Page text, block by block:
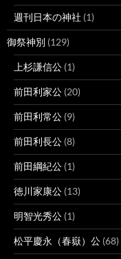
週刊日本の神社 (1)
御祭神別 (129)
上杉謙信公 (1)
前田利家公 (20)
前田利常公 (9)
前田利長公 (8)
前田綱紀公 (1)
徳川家康公 (13)
明智光秀公 (1)
松平慶永（春嶽）公 (68)